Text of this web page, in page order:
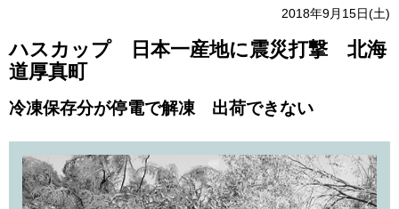
2018年9月15日(土)
ハスカップ 日本一産地に震災打撃 北海
道厚真町
冷凍保存分が停電で解凍 出荷できない